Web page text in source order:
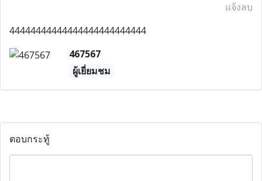
แจ้งลบ
44444444444444444444444444
467567
ผู้เยี่ยมชม
ตอบกระทู้